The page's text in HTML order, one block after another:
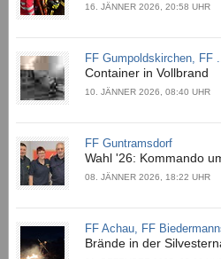
16. JÄNNER 2026, 20:58 UHR
FF Gumpoldskirchen, FF ...
Container in Vollbrand
10. JÄNNER 2026, 08:40 UHR
FF Guntramsdorf
Wahl '26: Kommando
08. JÄNNER 2026, 18:22 UHR
FF Achau, FF
Brände in der